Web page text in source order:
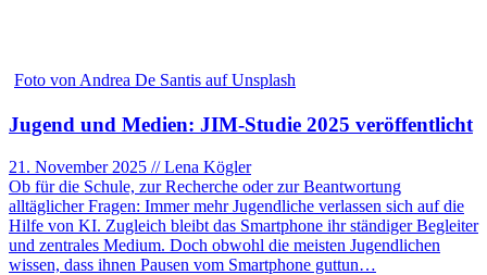
Foto von Andrea De Santis auf Unsplash
Jugend und Medien: JIM-Studie 2025 veröffentlicht
21. November 2025 // Lena Kögler
Ob für die Schule, zur Recherche oder zur Beantwortung
alltäglicher Fragen: Immer mehr Jugendliche verlassen sich auf die
Hilfe von KI. Zugleich bleibt das Smartphone ihr ständiger Begleiter
und zentrales Medium. Doch obwohl die meisten Jugendlichen
wissen, dass ihnen Pausen vom Smartphone guttun…